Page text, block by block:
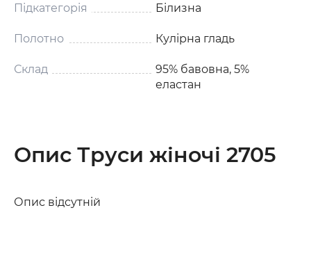
Підкатегорія Білизна
Полотно Кулірна гладь
Склад
95% бавовна, 5%
еластан
Опис Труси жіночі 2705
Опис відсутній